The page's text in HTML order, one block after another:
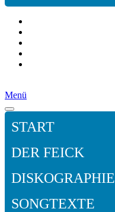
Menü
START
DER FEICK
DISKOGRAPHIE
SONGTEXTE